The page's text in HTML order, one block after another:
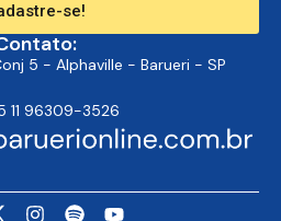
se!
5 - Alphaville - Barueri - SP
11 96309-3526